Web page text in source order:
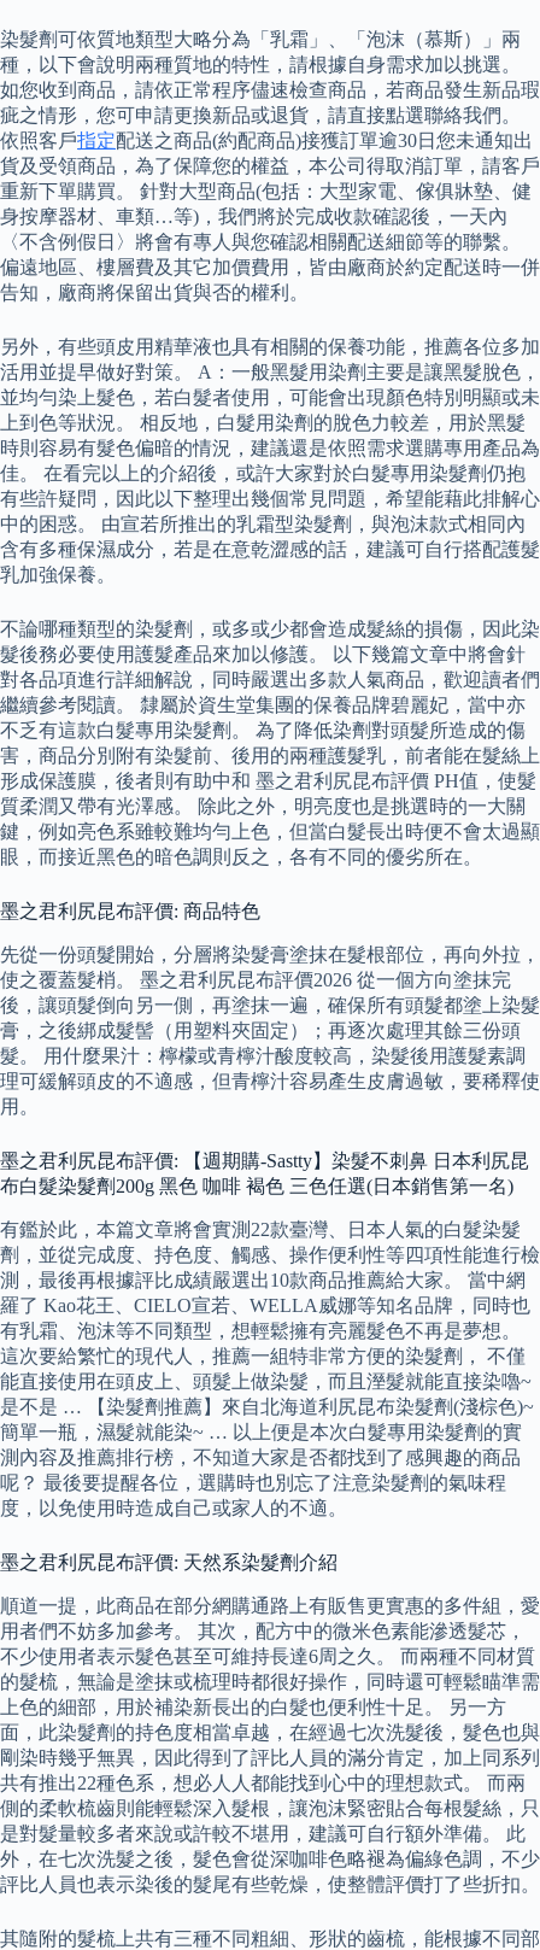
染髮劑可依質地類型大略分為「乳霜」、「泡沫（慕斯）」兩
種，以下會說明兩種質地的特性，請根據自身需求加以挑選。
如您收到商品，請依正常程序儘速檢查商品，若商品發生新品瑕
疵之情形，您可申請更換新品或退貨，請直接點選聯絡我們。
依照客戶指定配送之商品(約配商品)接獲訂單逾30日您未通知出
貨及受領商品，為了保障您的權益，本公司得取消訂單，請客戶
重新下單購買。 針對大型商品(包括：大型家電、傢俱牀墊、健
身按摩器材、車類…等)，我們將於完成收款確認後，一天內
〈不含例假日〉將會有專人與您確認相關配送細節等的聯繫。
偏遠地區、樓層費及其它加價費用，皆由廠商於約定配送時一併
告知，廠商將保留出貨與否的權利。
另外，有些頭皮用精華液也具有相關的保養功能，推薦各位多加
活用並提早做好對策。 A：一般黑髮用染劑主要是讓黑髮脫色，
並均勻染上髮色，若白髮者使用，可能會出現顏色特別明顯或未
上到色等狀況。 相反地，白髮用染劑的脫色力較差，用於黑髮
時則容易有髮色偏暗的情況，建議還是依照需求選購專用產品為
佳。 在看完以上的介紹後，或許大家對於白髮專用染髮劑仍抱
有些許疑問，因此以下整理出幾個常見問題，希望能藉此排解心
中的困惑。 由宣若所推出的乳霜型染髮劑，與泡沫款式相同內
含有多種保濕成分，若是在意乾澀感的話，建議可自行搭配護髮
乳加強保養。
不論哪種類型的染髮劑，或多或少都會造成髮絲的損傷，因此染
髮後務必要使用護髮產品來加以修護。 以下幾篇文章中將會針
對各品項進行詳細解說，同時嚴選出多款人氣商品，歡迎讀者們
繼續參考閱讀。 隸屬於資生堂集團的保養品牌碧麗妃，當中亦
不乏有這款白髮專用染髮劑。 為了降低染劑對頭髮所造成的傷
害，商品分別附有染髮前、後用的兩種護髮乳，前者能在髮絲上
形成保護膜，後者則有助中和 墨之君利尻昆布評價 PH值，使髮
質柔潤又帶有光澤感。 除此之外，明亮度也是挑選時的一大關
鍵，例如亮色系雖較難均勻上色，但當白髮長出時便不會太過顯
眼，而接近黑色的暗色調則反之，各有不同的優劣所在。
墨之君利尻昆布評價: 商品特色
先從一份頭髮開始，分層將染髮膏塗抹在髮根部位，再向外拉，
使之覆蓋髮梢。 墨之君利尻昆布評價2026 從一個方向塗抹完
後，讓頭髮倒向另一側，再塗抹一遍，確保所有頭髮都塗上染髮
膏，之後綁成髮髻（用塑料夾固定）；再逐次處理其餘三份頭
髮。 用什麼果汁：檸檬或青檸汁酸度較高，染髮後用護髮素調
理可緩解頭皮的不適感，但青檸汁容易產生皮膚過敏，要稀釋使
用。
墨之君利尻昆布評價: 【週期購-Sastty】染髮不刺鼻 日本利尻昆
布白髮染髮劑200g 黑色 咖啡 褐色 三色任選(日本銷售第一名)
有鑑於此，本篇文章將會實測22款臺灣、日本人氣的白髮染髮
劑，並從完成度、持色度、觸感、操作便利性等四項性能進行檢
測，最後再根據評比成績嚴選出10款商品推薦給大家。 當中網
羅了 Kao花王、CIELO宣若、WELLA威娜等知名品牌，同時也
有乳霜、泡沫等不同類型，想輕鬆擁有亮麗髮色不再是夢想。
這次要給繁忙的現代人，推薦一組特非常方便的染髮劑， 不僅
能直接使用在頭皮上、頭髮上做染髮，而且溼髮就能直接染嚕~
是不是 … 【染髮劑推薦】來自北海道利尻昆布染髮劑(淺棕色)~
簡單一瓶，濕髮就能染~ … 以上便是本次白髮專用染髮劑的實
測內容及推薦排行榜，不知道大家是否都找到了感興趣的商品
呢？ 最後要提醒各位，選購時也別忘了注意染髮劑的氣味程
度，以免使用時造成自己或家人的不適。
墨之君利尻昆布評價: 天然系染髮劑介紹
順道一提，此商品在部分網購通路上有販售更實惠的多件組，愛
用者們不妨多加參考。 其次，配方中的微米色素能滲透髮芯，
不少使用者表示髮色甚至可維持長達6周之久。 而兩種不同材質
的髮梳，無論是塗抹或梳理時都很好操作，同時還可輕鬆瞄準需
上色的細部，用於補染新長出的白髮也便利性十足。 另一方
面，此染髮劑的持色度相當卓越，在經過七次洗髮後，髮色也與
剛染時幾乎無異，因此得到了評比人員的滿分肯定，加上同系列
共有推出22種色系，想必人人都能找到心中的理想款式。 而兩
側的柔軟梳齒則能輕鬆深入髮根，讓泡沫緊密貼合每根髮絲，只
是對髮量較多者來說或許較不堪用，建議可自行額外準備。 此
外，在七次洗髮之後，髮色會從深咖啡色略褪為偏綠色調，不少
評比人員也表示染後的髮尾有些乾燥，使整體評價打了些折扣。
其隨附的髮梳上共有三種不同粗細、形狀的齒梳，能根據不同部